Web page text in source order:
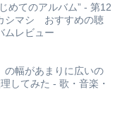
めてのアルバム” - 第12
シマシ おすすめの聴
ムレビュー
の幅があまりに広いの
してみた - 歌・音楽・